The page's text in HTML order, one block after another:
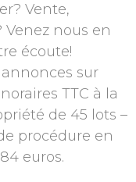
Vente,
nous en
écoute!
annonces sur
TTC à la
de 45 lots –
procédure en
euros.